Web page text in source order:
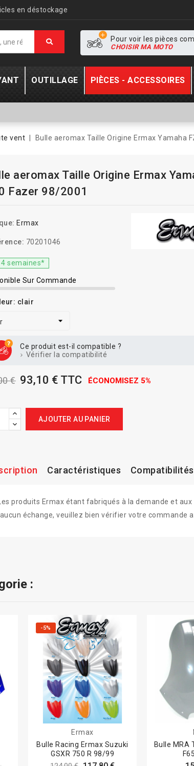
en déstockage
Pour voir les pièces
CHOISIR MA MOTO
OUTILLAGE PIÈCES - ACCESSOIRES
vent Bulle aeromax Taille Origine Ermax Yamaha
aeromax Taille Origine Ermax
Fazer 98/2001
Ermax
70201046
4 semaines*
Sur Commande
clair
Ce produit est-il compatible ?
Vérifier la compatibilité
€ 93,10 € TTC ÉCONOMISEZ 5%
AJOUTER AU PANIER
Caractéristiques Compatibilités
Les produits Ermax étant fabriqués à la demande et
échange, veuillez bien vérifier votre commande
:
-5%
Ermax
Bulle Racing Ermax Suzuki
GSXR 750 R 98/99
Bulle MRA